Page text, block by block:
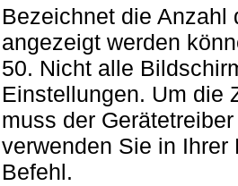
Bezeichnet die Anzahl
angezeigt werden
50. Nicht alle
Einstellungen. Um die
muss der
verwenden Sie in Ihrer
Befehl.